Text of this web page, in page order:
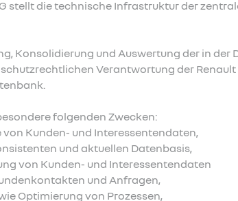
stellt die technische Infrastruktur der
Konsolidierung und Auswertung der in
Verantwortung der
folgenden Zwecken:
Kunden- und Interessentendaten,
und aktuellen Datenbasis,
von Kunden- und Interessentendaten
und Anfragen,
Optimierung von Prozessen,